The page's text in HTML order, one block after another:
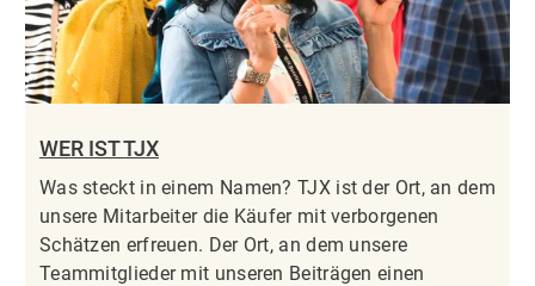
WER IST TJX
Was steckt in einem Namen? TJX ist der Ort, an dem
unsere Mitarbeiter die Käufer mit verborgenen
Schätzen erfreuen. Der Ort, an dem unsere
Teammitglieder mit unseren Beiträgen einen